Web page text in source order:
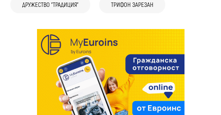
ДРУЖЕСТВО "ТРАДИЦИЯ" ТРИФОН ЗАРЕЗАН